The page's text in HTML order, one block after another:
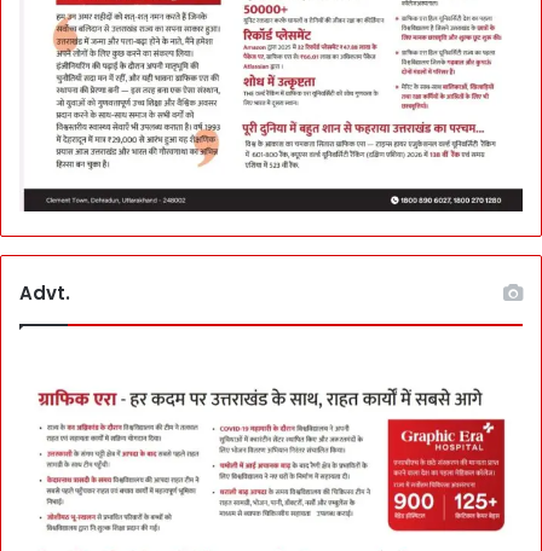
Advt.